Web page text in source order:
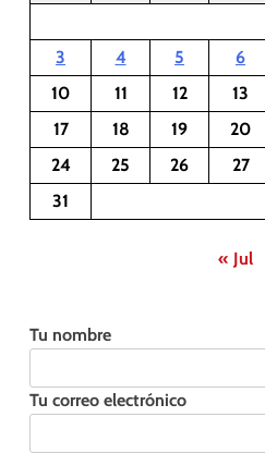
3
4 5 6
10
11 12 13
17
18 19 20
24
25 26 27
31
« Jul
Tu nombre
Tu correo electrónico